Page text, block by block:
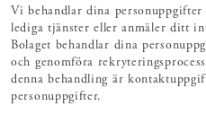
Vi behandlar dina
lediga tjänster eller anmäler ditt
Bolaget behandlar dina
och genomföra
denna behandling är
personuppgifter.